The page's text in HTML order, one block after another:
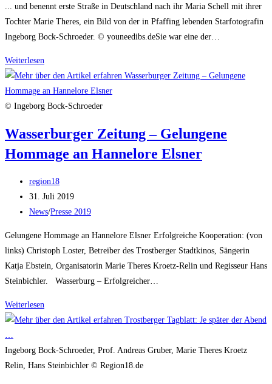
... und benennt erste Straße in Deutschland nach ihr Maria Schell mit ihrer
Tochter Marie Theres, ein Bild von der in Pfaffing lebenden Starfotografin
Ingeborg Bock-Schroeder. © youneedibs.deSie war eine der…
Weiterlesen
–
Wasserburg
ehrt
Maria
Schell
© Ingeborg Bock-Schroeder
Wasserburger Zeitung – Gelungene
Hommage an Hannelore Elsner
Beitrags-
Autor:
region18
Beitrag
veröffentlicht:
31. Juli 2019
Beitrags-
News/Presse 2019
Gelungene Hommage an Hannelore Elsner Erfolgreiche Kooperation: (von
links) Christoph Loster, Betreiber des Trostberger Stadtkinos, Sängerin
Katja Ebstein, Organisatorin Marie Theres Kroetz-Relin und Regisseur Hans
Steinbichler. Wasserburg – Erfolgreicher…
Weiterlesen
Zeitung
Gelungene
Hommage
Ingeborg Bock-Schroeder, Prof. Andreas Gruber, Marie Theres Kroetz
Relin, Hans Steinbichler © Region18.de